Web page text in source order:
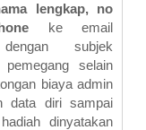
lengkap, no
ke email
subjek
selain
biaya admin
data diri sampai
dinyatakan